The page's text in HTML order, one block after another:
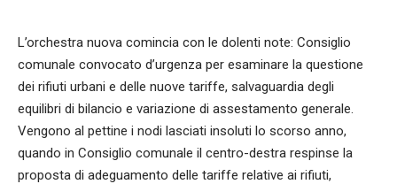
L’orchestra nuova comincia con le dolenti note: Consiglio
comunale convocato d’urgenza per esaminare la questione
dei rifiuti urbani e delle nuove tariffe, salvaguardia degli
equilibri di bilancio e variazione di assestamento generale.
Vengono al pettine i nodi lasciati insoluti lo scorso anno,
quando in Consiglio comunale il centro-destra respinse la
proposta di adeguamento delle tariffe relative ai rifiuti,